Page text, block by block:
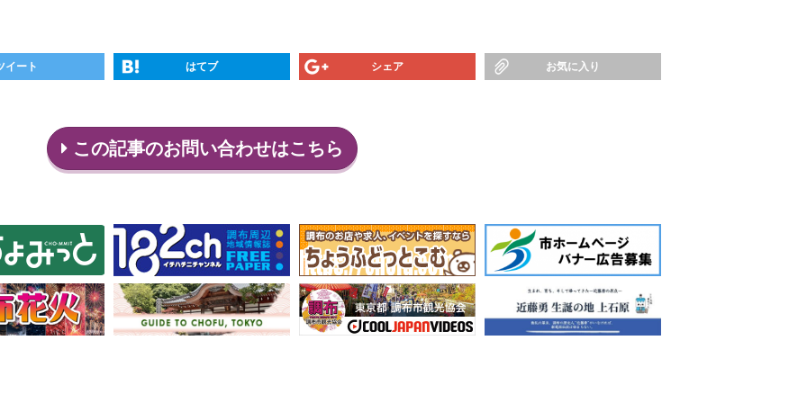
イート はてブ シェア お気に入り
この記事のお問い合わせはこちら